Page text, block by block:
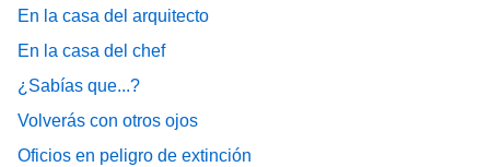
En la casa del arquitecto
En la casa del chef
¿Sabías que...?
Volverás con otros ojos
Oficios en peligro de extinción